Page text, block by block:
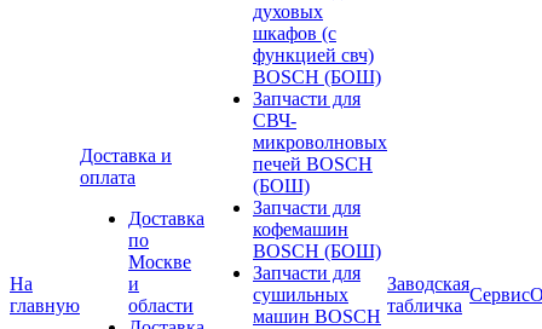
На
главную
Доставка и
оплата
Доставка
по
Москве
и
области
духовых
шкафов (с
функцией свч)
BOSCH (БОШ)
Запчасти для
СВЧ-
микроволновых
печей BOSCH
(БОШ)
Запчасти для
кофемашин
BOSCH (БОШ)
Запчасти для
сушильных
машин BOSCH
Заводская
табличка
Сервис